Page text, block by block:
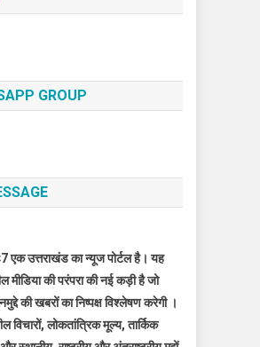
GROUP
उत्तराखंड का न्यूज पोर्टल है। यह
मीडिया की परंपरा की नई कड़ी है जो
की खबरों का निष्पक्ष विश्लेषण करेगी ।
विचारों, लोकतांत्रिक मूल्य, तार्किक